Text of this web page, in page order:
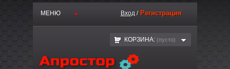
МЕНЮ Вход / Регистрация
КОРЗИНА: (пустo)